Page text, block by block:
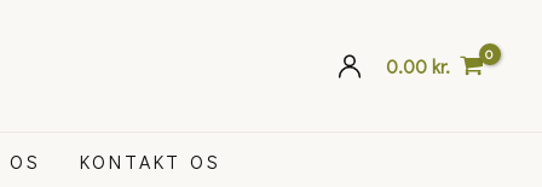
0.00kr.
OS KONTAKT OS